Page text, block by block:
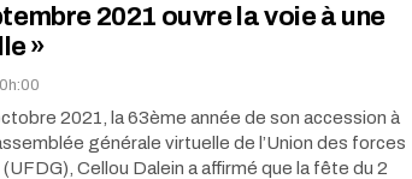
2021 ouvre la voie à une
»
2021, la 63ème année de son accession à
générale virtuelle de l’Union des forces
Cellou Dalein a affirmé que la fête du 2